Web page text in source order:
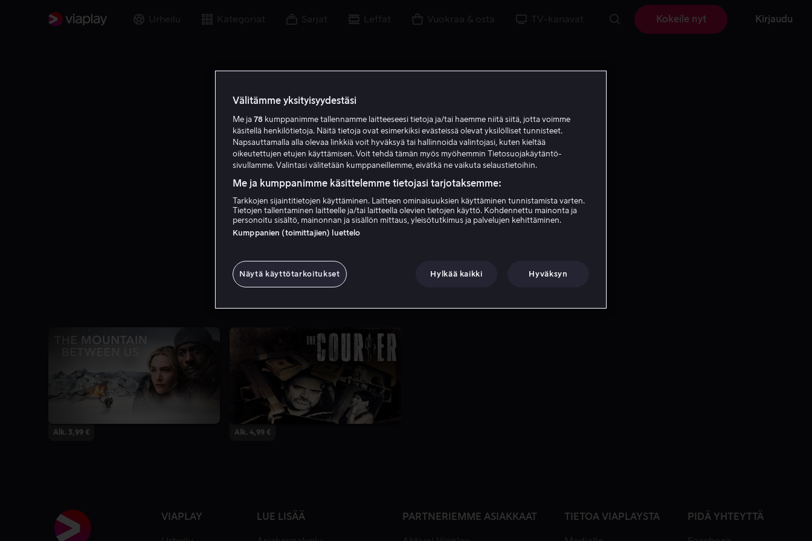
Urheilu Kategoriat Sarjat Leffat Vuokraa & osta TV-kanavat Kokeile nyt Kirjaudu
H A
Hany Abu-Assad
Alk. 3,99 € Alk. 4,99 €
VIAPLAY LUE LISÄÄ PARTNERIEMME ASIAKKAAT TIETOA VIAPLAYSTA PIDÄ YHTEYTTÄ
Välitämme yksityisyydestäsi
Me ja 78 kumppanimme tallennamme laitteeseesi tietoja ja/tai haemme niitä siitä, jotta voimme
käsitellä henkilötietoja. Näitä tietoja ovat esimerkiksi evästeissä olevat yksilölliset tunnisteet.
Napsauttamalla alla olevaa linkkiä voit hyväksyä tai hallinnoida valintojasi, kuten kieltää
oikeutettujen etujen käyttämisen. Voit tehdä tämän myös myöhemmin Tietosuojakäytäntö-
sivullamme. Valintasi välitetään kumppaneillemme, eivätkä ne vaikuta selaustietoihin.
Me ja kumppanimme käsittelemme tietojasi tarjotaksemme:
Tarkkojen sijaintitietojen käyttäminen. Laitteen ominaisuuksien käyttäminen tunnistamista varten.
Tietojen tallentaminen laitteelle ja/tai laitteella olevien tietojen käyttö. Kohdennettu mainonta ja
personoitu sisältö, mainonnan ja sisällön mittaus, yleisötutkimus ja palvelujen kehittäminen.
Kumppanien (toimittajien) luettelo
Näytä käyttötarkoitukset Hylkää kaikki Hyväksyn